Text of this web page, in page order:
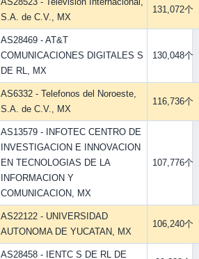
S.A. de C.V., MX
131,072个
AS28469 - AT&T
COMUNICACIONES DIGITALES S
DE RL, MX
130,048个
AS6332 - Telefonos del Noroeste,
S.A. de C.V., MX
116,736个
AS13579 - INFOTEC CENTRO DE
INVESTIGACION E INNOVACION
EN TECNOLOGIAS DE LA
INFORMACION Y
COMUNICACION, MX
107,776个
AS22122 - UNIVERSIDAD
AUTONOMA DE YUCATAN, MX
106,240个
AS28458 - IENTC S DE RL DE